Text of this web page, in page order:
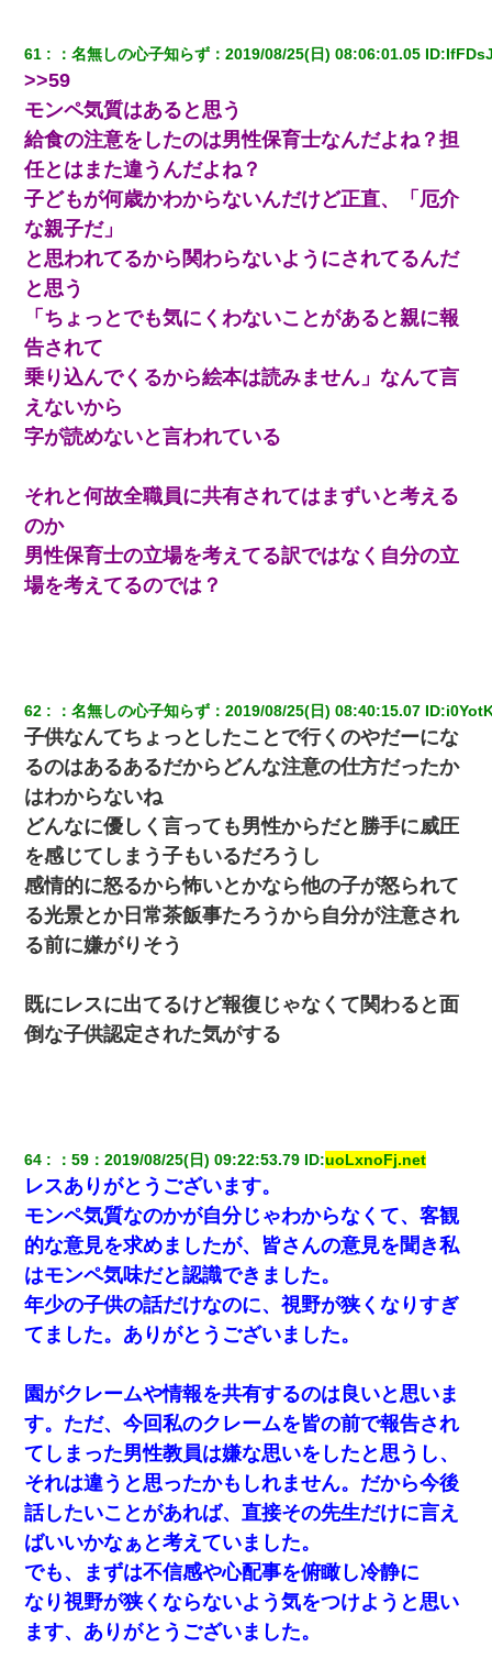
【衝撃】ヤンキー女に「サせて」って言った結果
隣の部屋の住民の母親、オートロックを突破してマンションに入
り込んできたみたいで、ずっとドアの前で喚いてて滅茶苦茶うる
さかった。
中途採用のAが部長から呼び出された。Aはヘラヘラと部屋に入っ
ていき、1時間後に号泣しながら出てきて…
【まぬけ】夫「離婚だ！」私「わかった。で？」夫「慰謝料
だ！」私「いいけど弁護士通して。私も請求する」夫「」
【衝撃】嫁父の会社に勤続１０年、手取り１４万 → 俺「２２万も
らえる会社から誘われた。転職したい」義父「クビ！（激怒」嫁
「離婚！（激怒」
体中に赤い蕁麻疹みたいなのができて、皮膚科にいったら「ジベ
ル薔薇色ひこう疹」という症状だと言われた
新築の家で。クラクラするくらいの「白粉の匂い」が鼻につくも
嫁＆娘「そんな匂いしない…」ある日、友人奥「素敵なアンティ
ークですね！」俺（！？）
結婚生活10ヶ月目で嫁から一方的に「もう冷めた」と離婚切り出
【戦争】不妊の俺嫁に弟嫁が2日間4歳児を託児 俺嫁はそこまで気
にしてなかったが、あまりにも子供が俺嫁に懐くので最後らへん
顔引きつってた → そして弟嫁が迎えに来た翌日…
夫に癌の余命宣告。その闘病中に長女から信じられない言葉を受
けた
友人とふたりで山口に旅行した時の事。レンタカーを借りて山の
中の道を走っていたら、突然ガガッ！って音がして…
童貞俺、宅飲みした女友達2人を家に泊めた結果ｗｗｗｗｗｗ
宅飲みで女友達の乳を見てしまった・・・
彼女(37)の情欲がえげつない件ｗｗｗｗｗｗｗ
隣室のお婆ちゃん「下階からの異臭に困ってる、今もすっごく臭
い」私「変だなあ～なにも臭わないよ」→ その後。警察『絶対に
窓とドアを開けないで』
義兄嫁が義実家で「コロナ陽性だったからこのまま療養させて下
さい」と言い出してド修羅場になった
生保レディと行為する為に駆け引きしてみた結果ｗｗｗｗｗｗｗ
ｗｗｗｗｗ
裁判官「お互いに最後に言いたいことはありますか」バカ夫
「…」A「夫を一発殴らせてほしい」裁判官「どうぞ」
高1のとき男に襲われ、不妊の叔母に頼まれて出産。→叔母夫婦が
養子縁組してアメリカに子供を連れ帰った。→9・11で叔母夫婦が
亡くなってしまい…
61 ：名無しの心子知らず ：2019/08/25(日) 08:06:01.05 ID:
>>59
モンペ気質はあると思う
給食の注意をしたのは男性保育士なんだよね？担
任とはまた違うんだよね？
子どもが何歳かわからないんだけど正直、「厄介
な親子だ」
と思われてるから関わらないようにされてるんだ
と思う
「ちょっとでも気にくわないことがあると親に報
告されて
乗り込んでくるから絵本は読みません」なんて言
えないから
字が読めないと言われている
それと何故全職員に共有されてはまずいと考える
のか
男性保育士の立場を考えてる訳ではなく自分の立
場を考えてるのでは？
62 ：名無しの心子知らず ：2019/08/25(日) 08:40:15.07 ID:
子供なんてちょっとしたことで行くのやだーにな
るのはあるあるだからどんな注意の仕方だったか
はわからないね
どんなに優しく言っても男性からだと勝手に威圧
を感じてしまう子もいるだろうし
感情的に怒るから怖いとかなら他の子が怒られて
る光景とか日常茶飯事たろうから自分が注意され
る前に嫌がりそう
既にレスに出てるけど報復じゃなくて関わると面
倒な子供認定された気がする
64 ：59 ：2019/08/25(日) 09:22:53.79 ID:uoLxnoFj.net
レスありがとうございます。
モンペ気質なのかが自分じゃわからなくて、客観
的な意見を求めましたが、皆さんの意見を聞き私
はモンペ気味だと認識できました。
年少の子供の話だけなのに、視野が狭くなりすぎ
てました。ありがとうございました。
園がクレームや情報を共有するのは良いと思いま
す。ただ、今回私のクレームを皆の前で報告され
てしまった男性教員は嫌な思いをしたと思うし、
それは違うと思ったかもしれません。だから今後
話したいことがあれば、直接その先生だけに言え
ばいいかなぁと考えていました。
でも、まずは不信感や心配事を俯瞰し冷静に
なり視野が狭くならないよう気をつけようと思い
ます、ありがとうございました。